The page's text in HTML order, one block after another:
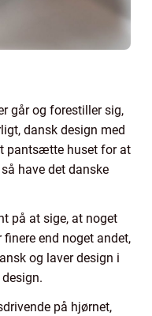
går og forestiller sig,
dansk design med
pantsætte huset for at
have det danske
på at sige, at noget
end noget andet,
og laver design i
på hjørnet,